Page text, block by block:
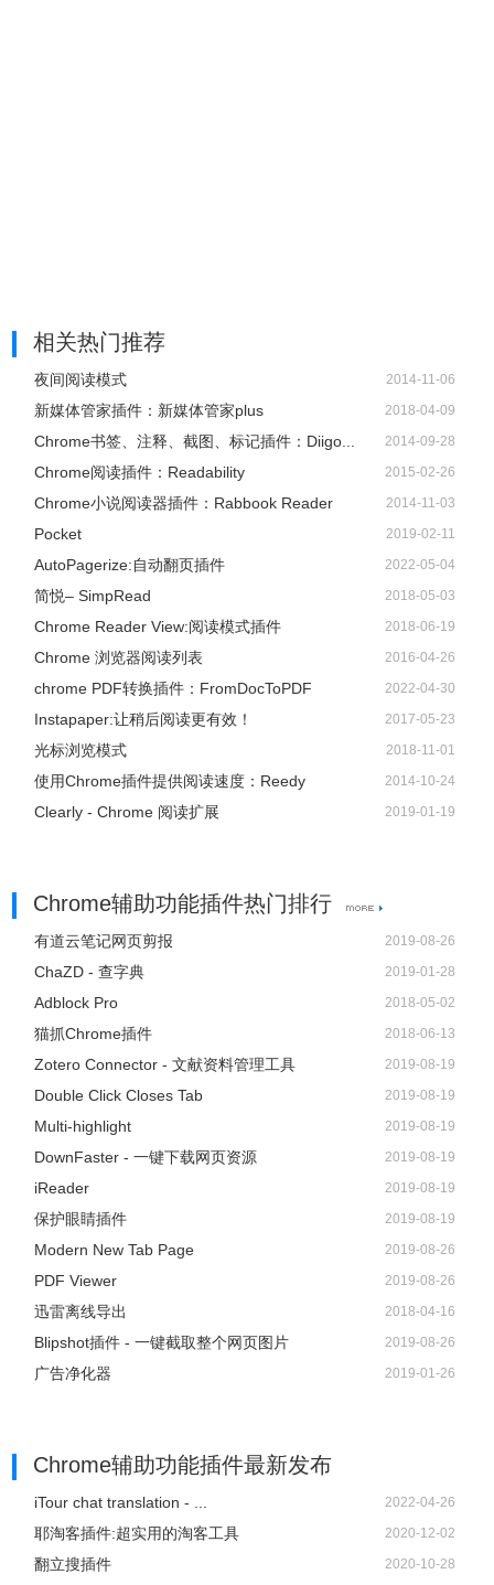
相关热门推荐
夜间阅读模式 2014-11-06
新媒体管家插件：新媒体管家plus 2018-04-09
Chrome书签、注释、截图、标记插件：Diigo... 2014-09-28
Chrome阅读插件：Readability 2015-02-26
Chrome小说阅读器插件：Rabbook Reader 2014-11-03
Pocket 2019-02-11
AutoPagerize:自动翻页插件 2022-05-04
简悦– SimpRead 2018-05-03
Chrome Reader View:阅读模式插件 2018-06-19
Chrome 浏览器阅读列表 2016-04-26
chrome PDF转换插件：FromDocToPDF 2022-04-30
Instapaper:让稍后阅读更有效！ 2017-05-23
光标浏览模式 2018-11-01
使用Chrome插件提供阅读速度：Reedy 2014-10-24
Clearly - Chrome 阅读扩展 2019-01-19
Chrome辅助功能插件热门排行
有道云笔记网页剪报 2019-08-26
ChaZD - 查字典 2019-01-28
Adblock Pro 2018-05-02
猫抓Chrome插件 2018-06-13
Zotero Connector - 文献资料管理工具 2019-08-19
Double Click Closes Tab 2019-08-19
Multi-highlight 2019-08-19
DownFaster - 一键下载网页资源 2019-08-19
iReader 2019-08-19
保护眼睛插件 2019-08-19
Modern New Tab Page 2019-08-26
PDF Viewer 2019-08-26
迅雷离线导出 2018-04-16
Blipshot插件 - 一键截取整个网页图片 2019-08-26
广告净化器 2019-01-26
Chrome辅助功能插件最新发布
iTour chat translation - ... 2022-04-26
耶淘客插件:超实用的淘客工具 2020-12-02
翻立搜插件 2020-10-28